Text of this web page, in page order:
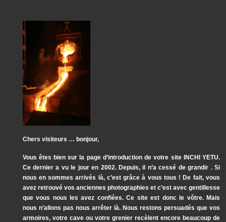
Chers visiteurs … bonjour,
Vous êtes bien sur la page d’introduction de votre site INCHI YETU.
Ce dernier a vu le jour en 2002. Depuis, il n’a cessé de grandir . Si
nous en sommes arrivés là, c’est grâce à vous tous ! De fait, vous
avez retrouvé vos anciennes photographies et c’est avec gentillesse
que vous nous les avez confiées. Ce site est donc le vôtre. Mais
nous n’allons pas nous arrêter là. Nous restons persuadés que vos
armoires, votre cave ou votre grenier recèlent encore beaucoup de